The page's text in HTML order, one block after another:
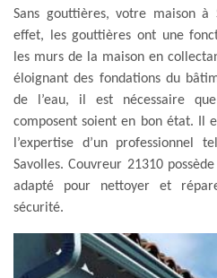
Sans gouttières, votre maison
effet, les gouttières ont une
les murs de la maison en
éloignant des fondations du
de l’eau, il est nécessaire
composent soient en bon état. Il
l’expertise d’un professionnel
Savolles. Couvreur 21310
adapté pour nettoyer et
sécurité.